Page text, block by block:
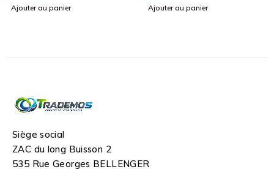
Ajouter au panier Ajouter au panier
Siège social
ZAC du long Buisson 2
535 Rue Georges BELLENGER